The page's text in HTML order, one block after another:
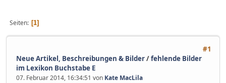
Seiten 1
#1
Neue Artikel, Beschreibungen & Bilder/fehlende Bilder
im Lexikon Buchstabe E
07. Februar 2014, 16:34:51 von Kate MacLila